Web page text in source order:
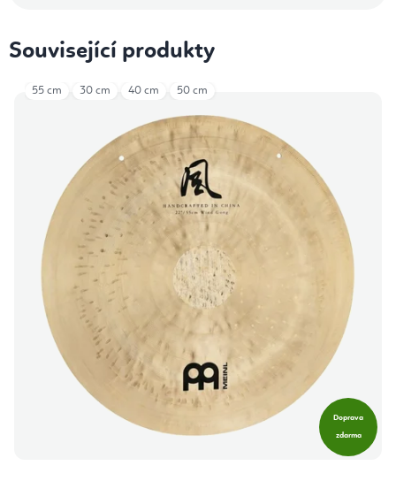
Související produkty
Doprava
zdarma
55 cm 30 cm 40 cm 50 cm